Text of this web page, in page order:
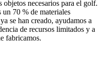
objetos necesarios para el golf.
un 70 % de materiales
se han creado, ayudamos a
de recursos limitados y a
fabricamos.